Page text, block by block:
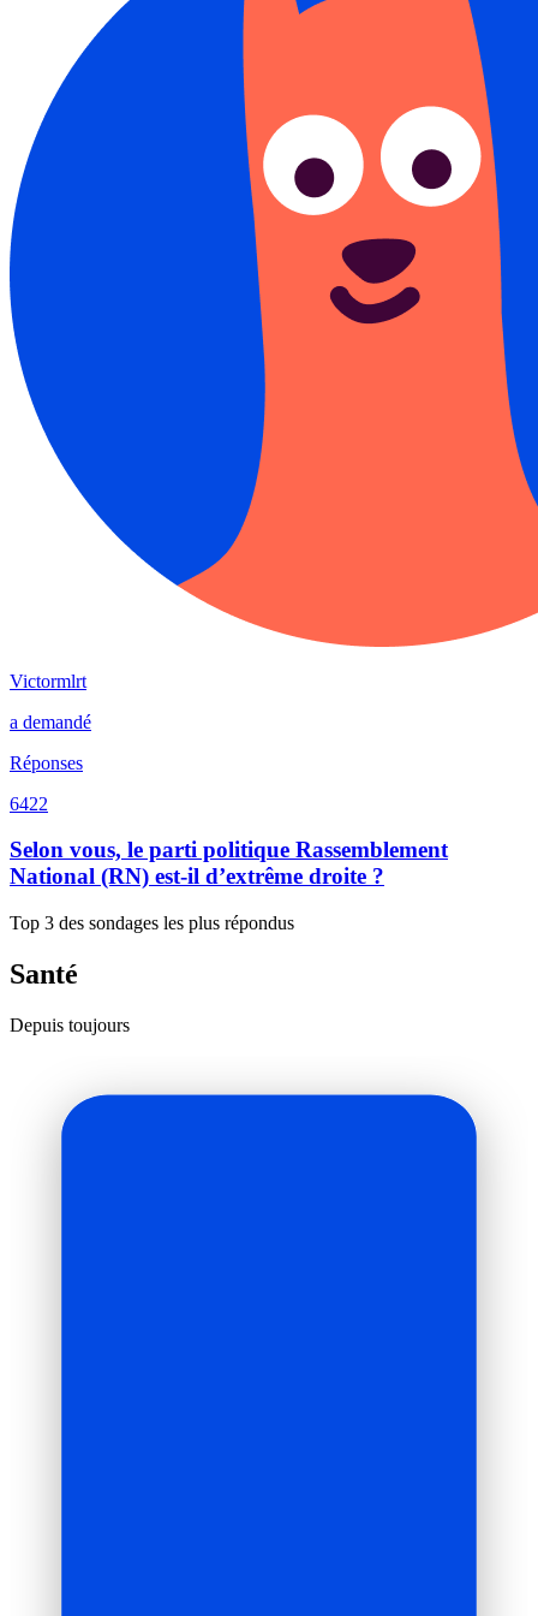
Victormlrt
a demandé
Réponses
6422
Selon vous, le parti politique Rassemblement
National (RN) est-il d’extrême droite ?
Top 3 des sondages les plus répondus
Santé
Depuis toujours